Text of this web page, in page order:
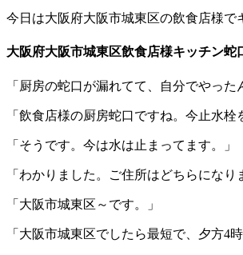
今日は大阪府大阪市城東区の飲食店様で
大阪府大阪市城東区飲食店様キッチン蛇
「厨房の蛇口が漏れてて、自分でやっ
「飲食店様の厨房蛇口ですね。今止水栓
「そうです。今は水は止まってます。」
「わかりました。ご住所はどちらになり
「大阪市城東区～です。」
「大阪市城東区でしたら最短で、夕方4